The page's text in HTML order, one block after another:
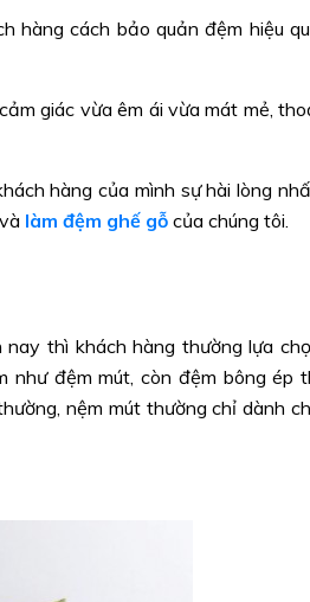
hàng cách bảo quản đệm hiệu
giác vừa êm ái vừa mát mẻ,
hàng của mình sự hài lòng
làm đệm ghế gỗ của chúng tôi.
thì khách hàng thường lựa
như đệm mút, còn đệm bông ép
nệm mút thường chỉ dành